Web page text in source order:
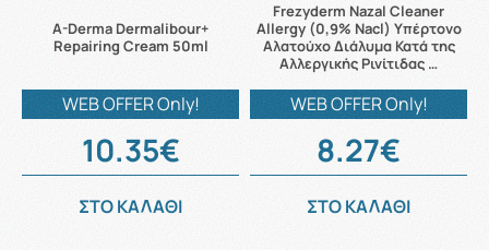
A-Derma Dermalibour+
Repairing Cream 50ml
WEB OFFER Only!
10.35€
ΣΤΟ ΚΑΛΑΘΙ
Frezyderm Nazal Cleaner
Allergy (0,9% Nacl) Υπέρτονο
Αλατούχο Διάλυμα Κατά της
Αλλεργικής Ρινίτιδας …
WEB OFFER Only!
8.27€
ΣΤΟ ΚΑΛΑΘΙ